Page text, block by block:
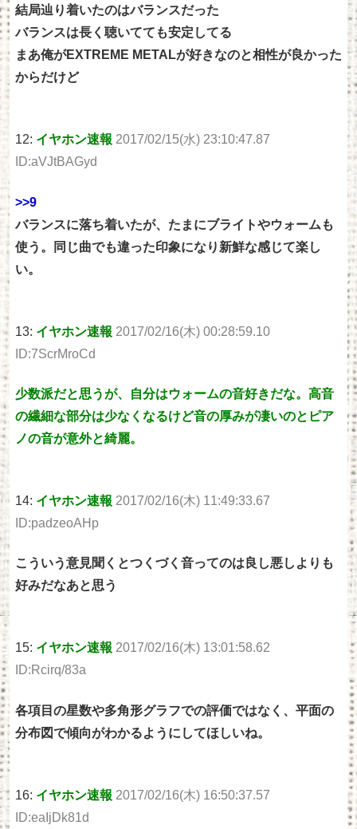
結局辿り着いたのはバランスだった
バランスは長く聴いてても安定してる
まあ俺がEXTREME METALが好きなのと相性が良かった
からだけど
12: イヤホン速報 2017/02/15(水) 23:10:47.87
ID:aVJtBAGyd
>>9
バランスに落ち着いたが、たまにブライトやウォームも
使う。同じ曲でも違った印象になり新鮮な感じて楽し
い。
13: イヤホン速報 2017/02/16(木) 00:28:59.10
ID:7ScrMroCd
少数派だと思うが、自分はウォームの音好きだな。高音
の繊細な部分は少なくなるけど音の厚みが凄いのとピア
ノの音が意外と綺麗。
14: イヤホン速報 2017/02/16(木) 11:49:33.67
ID:padzeoAHp
こういう意見聞くとつくづく音ってのは良し悪しよりも
好みだなあと思う
15: イヤホン速報 2017/02/16(木) 13:01:58.62
ID:Rcirq/83a
各項目の星数や多角形グラフでの評価ではなく、平面の
分布図で傾向がわかるようにしてほしいね。
16: イヤホン速報 2017/02/16(木) 16:50:37.57
ID:eaIjDk81d